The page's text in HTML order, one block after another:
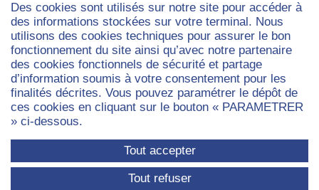
Des cookies sont utilisés sur notre site pour accéder à
des informations stockées sur votre terminal. Nous
utilisons des cookies techniques pour assurer le bon
fonctionnement du site ainsi qu’avec notre partenaire
des cookies fonctionnels de sécurité et partage
d’information soumis à votre consentement pour les
finalités décrites. Vous pouvez paramétrer le dépôt de
ces cookies en cliquant sur le bouton « PARAMETRER
» ci-dessous.
Tout accepter
Tout refuser